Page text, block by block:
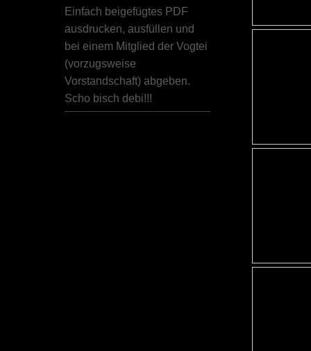
Einfach beigefügtes PDF
ausdrucken, ausfüllen und
bei einem Mitglied der Vogtei
(vorzugsweise
Vorstandschaft) abgeben.
Scho bisch debi!!!